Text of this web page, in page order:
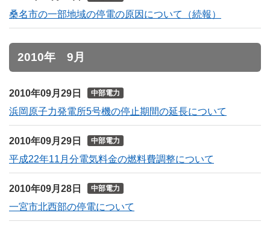
桑名市の一部地域の停電の原因について（続報）
2010年 9月
2010年09月29日 中部電力
浜岡原子力発電所5号機の停止期間の延長について
2010年09月29日 中部電力
平成22年11月分電気料金の燃料費調整について
2010年09月28日 中部電力
一宮市北西部の停電について